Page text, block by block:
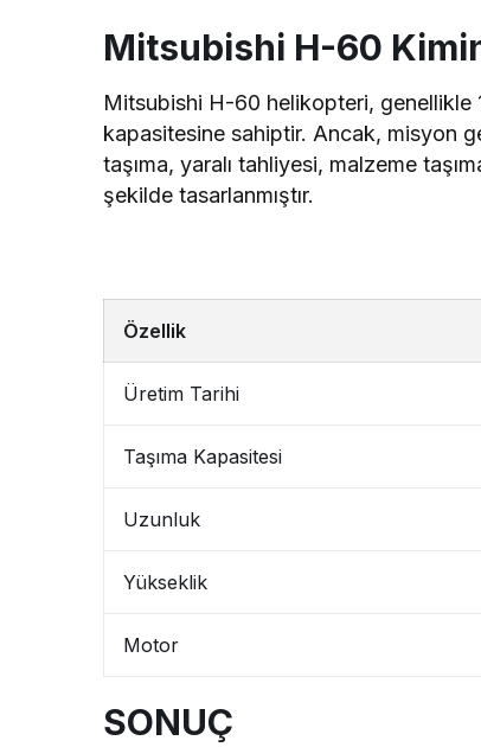
Mitsubishi H-60
Mitsubishi H-60 helikopteri, genellikle
kapasitesine sahiptir. Ancak, misyon
taşıma, yaralı tahliyesi, malzeme
şekilde tasarlanmıştır.
Özellik
Üretim Tarihi
Taşıma Kapasitesi
Uzunluk
Yükseklik
Motor
SONUÇ